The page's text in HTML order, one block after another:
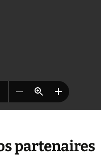
partenaires